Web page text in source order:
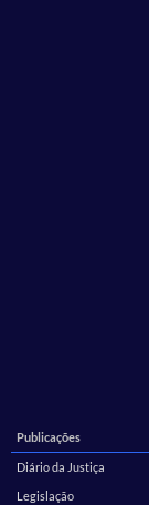
Publicações
Diário da Justiça
Legislação